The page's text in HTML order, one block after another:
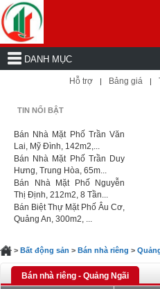
DANH MỤC
Hỗ trợ | Bảng giá |
TIN NỔI BẬT
Bán Nhà Mặt Phố Trần Văn
Lai, Mỹ Đình, 142m2,...
Bán Nhà Mặt Phố Trần Duy
Hưng, Trung Hòa, 65m...
Bán Nhà Mặt Phố Nguyễn
Thị Định, 212m2, 8 Tần...
Bán Biệt Thự Mặt Phố Âu Cơ,
Quảng An, 300m2, ...
> Bất động sản > Bán nhà riêng >
Bán nhà riêng - Quảng Ngãi